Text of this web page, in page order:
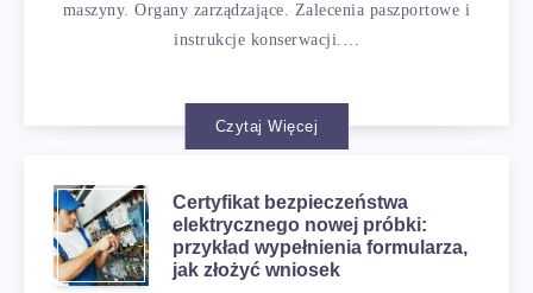
maszyny. Organy zarządzające. Zalecenia paszportowe i
instrukcje konserwacji.…
Czytaj Więcej
Certyfikat bezpieczeństwa
elektrycznego nowej próbki:
przykład wypełnienia formularza,
jak złożyć wniosek